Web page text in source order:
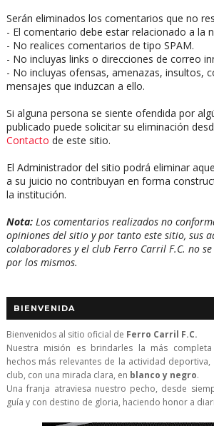
Serán eliminados los comentarios que no
- El comentario debe estar relacionado a la
- No realices comentarios de tipo SPAM.
- No incluyas links o direcciones de correo
- No incluyas ofensas, amenazas, insultos,
mensajes que induzcan a ello.
Si alguna persona se siente ofendida por
publicado puede solicitar su eliminación
Contacto de este sitio.
El Administrador del sitio podrá eliminar
a su juicio no contribuyan en forma
la institución.
Nota:Los comentarios realizados no
opiniones del sitio y por tanto este sitio, sus
colaboradores y el club Ferro Carril F.C. no
por los mismos.
BIENVENIDA
Bienvenidos al sitio oficial de Ferro Carril F.C.
Nuestra misión es brindarles la más
hechos más relevantes de la actividad
club, con una mirada clara, en blanco y negro.
Una franja atraviesa nuestro pecho, desde
guía y con destino de gloria, haciendo honor a